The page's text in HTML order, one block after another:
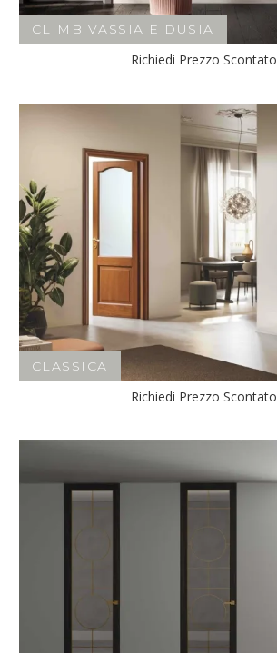
CLIMB VASSIA E DUSIA
Richiedi Prezzo Scontato
CLASSICA
Richiedi Prezzo Scontato